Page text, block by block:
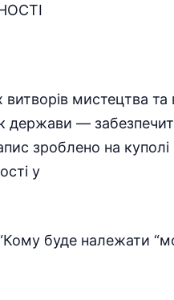
мистецтва та
держави —
зроблено на
у
буде належати